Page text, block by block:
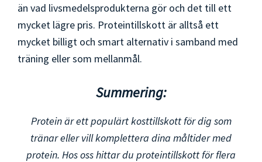
än vad livsmedelsprodukterna gör och det till ett
mycket lägre pris. Proteintillskott är alltså ett
mycket billigt och smart alternativ i samband med
träning eller som mellanmål.
Summering:
Protein är ett populärt kosttillskott för dig som
tränar eller vill komplettera dina måltider med
protein. Hos oss hittar du proteintillskott för flera